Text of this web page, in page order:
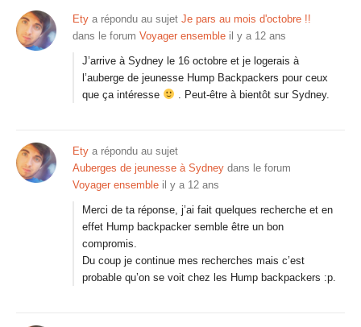
Ety a répondu au sujet Je pars au mois d'octobre !!
dans le forum Voyager ensemble il y a 12 ans
J’arrive à Sydney le 16 octobre et je logerais à
l’auberge de jeunesse Hump Backpackers pour ceux
que ça intéresse
. Peut-être à bientôt sur Sydney.
Ety a répondu au sujet
Auberges de jeunesse à Sydney dans le forum
Voyager ensemble il y a 12 ans
Merci de ta réponse, j’ai fait quelques recherche et en
effet Hump backpacker semble être un bon
compromis.
Du coup je continue mes recherches mais c’est
probable qu’on se voit chez les Hump backpackers :p.